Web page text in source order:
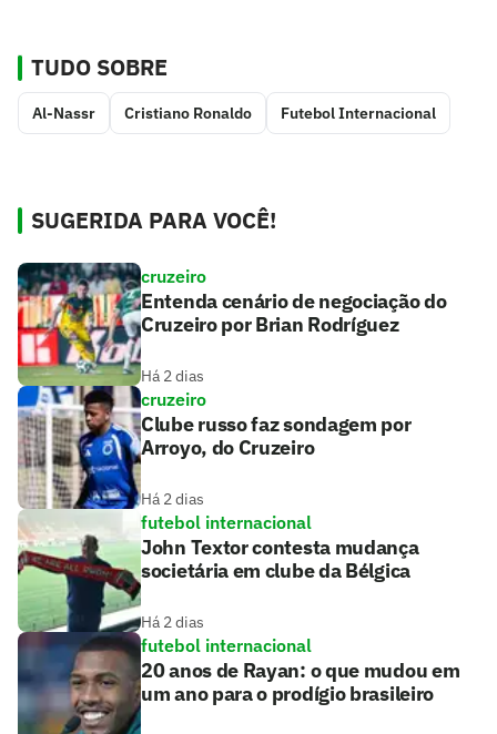
TUDO SOBRE
Al-Nassr Cristiano Ronaldo Futebol Internacional
SUGERIDA PARA VOCÊ!
cruzeiro
Entenda cenário de negociação do
Cruzeiro por Brian Rodríguez
Há 2 dias
cruzeiro
Clube russo faz sondagem por
Arroyo, do Cruzeiro
Há 2 dias
futebol internacional
John Textor contesta mudança
societária em clube da Bélgica
Há 2 dias
futebol internacional
20 anos de Rayan: o que mudou em
um ano para o prodígio brasileiro